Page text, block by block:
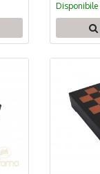
Disponibile